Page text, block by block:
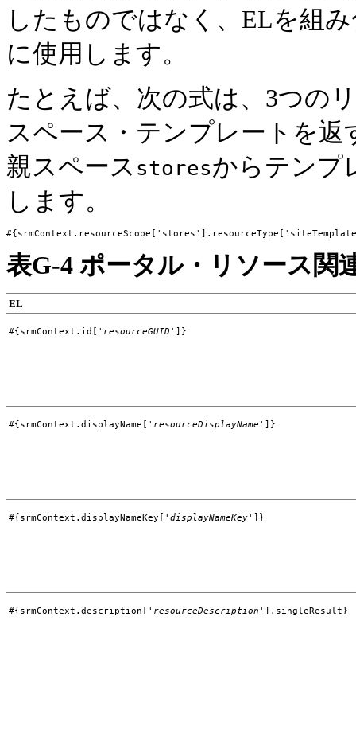
したものではなく、ELを組
に使用します。
たとえば、次の式は、3つの
スペース・テンプレートを
親スペース storesからテンプ
します。
表G-4 ポータル・リソース関
EL
#{srmContext.id[' resourceGUID ']}
#{srmContext.displayName[' resourceDisplayName ']}
#{srmContext.displayNameKey[' displayNameKey']}
#{srmContext.description[' resourceDescription '].singleResult}